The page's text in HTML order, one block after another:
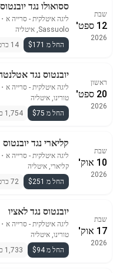
שבת
12 ספט'
2026
ססואולו נגד יובנטוס
ליגה איטלקית - סרייה א ・
Sassuolo, איטליה
החל מ $171
14 כרטיסים זמינים
ראשון
20 ספט'
2026
יובנטוס נגד
ליגה איטלקית - סרייה א ・
טורינו, איטליה
החל מ $75
1,754 כרטיסים זמינים
שבת
10 אוק'
2026
קליארי נגד יובנטוס
ליגה איטלקית - סרייה א ・
קליארי, איטליה
החל מ $251
72 כרטיסים זמינים
שבת
17 אוק'
2026
יובנטוס נגד לאציו
ליגה איטלקית - סרייה א ・
טורינו, איטליה
החל מ $94
1,733 כרטיסים זמינים